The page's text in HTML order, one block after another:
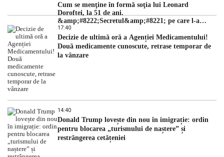
Cum se menţine în formă soţia lui Leonard
Doroftei, la 51 de ani.
&amp;#8222;Secretul&amp;#8221; pe care l-a
dezvăluit
17:40
Decizie de ultimă oră a Agenției Medicamentului!
Două medicamente cunoscute, retrase temporar de
la vânzare
14:40
Donald Trump lovește din nou în imigrație: ordin
pentru blocarea „turismului de naștere” și
restrângerea cetățeniei